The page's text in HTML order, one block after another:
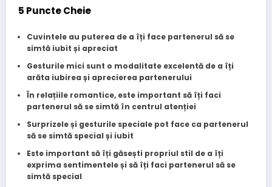
5 Puncte Cheie
Cuvintele au puterea de a îți face partenerul să se
simtă iubit și apreciat
Gesturile mici sunt o modalitate excelentă de a îți
arăta iubirea și aprecierea partenerului
În relațiile romantice, este important să îți faci
partenerul să se simtă în centrul atenției
Surprizele și gesturile speciale pot face ca partenerul
să se simtă special și iubit
Este important să îți găsești propriul stil de a îți
exprima sentimentele și să îți faci partenerul să se
simtă special